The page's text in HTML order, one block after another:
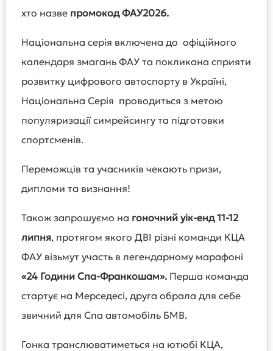
хто назве промокод ФАУ2026.
Національна серія включена до офіційного
календаря змагань ФАУ та покликана сприяти
розвитку цифрового автоспорту в Україні,
Національна Серія проводиться з метою
популяризації симрейсингу та підготовки
спортсменів.
Переможців та учасників чекають призи,
дипломи та визнання!
Також запрошуємо на гоночний уік-енд 11-12
липня, протягом якого ДВІ різні команди КЦА
ФАУ візьмут участь в легендарному марафоні
«24 Години Спа-Франкошам». Перша команда
стартує на Мерседесі, друга обрала для себе
звичний для Спа автомобіль БМВ.
Гонка транслюватиметься на ютюбі КЦА,